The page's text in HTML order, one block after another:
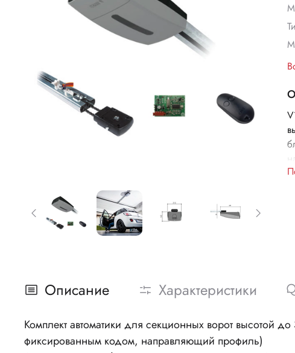
Описание Характеристики
Комплект автоматики для секционных ворот высотой
фиксированным кодом, направляющий профиль)